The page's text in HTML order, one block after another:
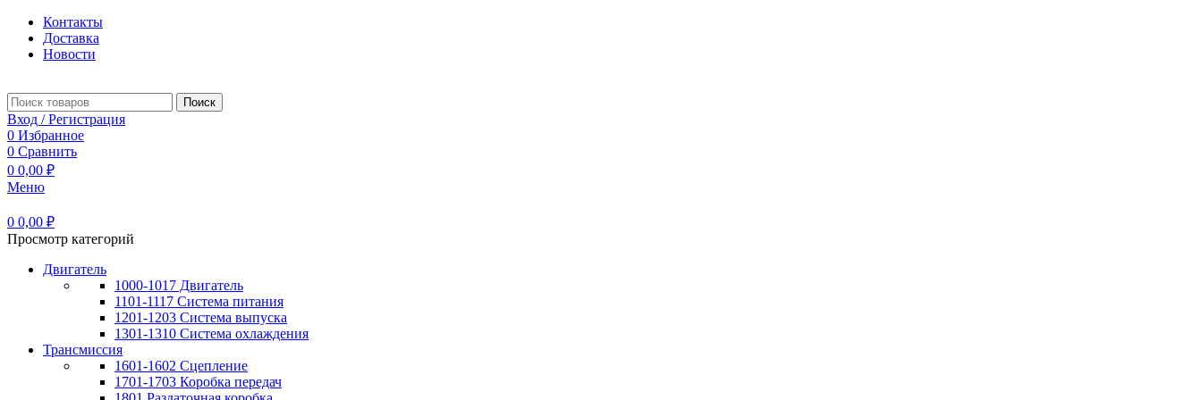
Контакты
Доставка
Новости
Поиск
Вход / Регистрация
0 Избранное
0 Сравнить
0 0,00 ₽
Меню
0 0,00 ₽
Просмотр категорий
Двигатель
1000-1017 Двигатель
1101-1117 Система питания
1201-1203 Система выпуска
1301-1310 Система охлаждения
Трансмиссия
1601-1602 Сцепление
1701-1703 Коробка передач